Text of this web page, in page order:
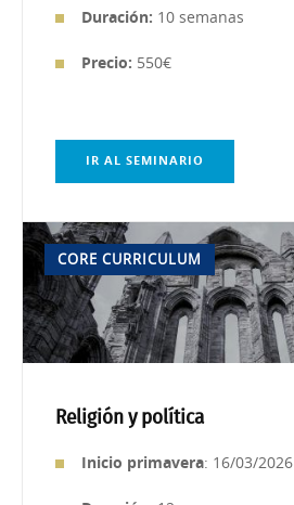
Duración: 10 semanas
Precio: 550€
IR AL SEMINARIO
CORE CURRICULUM
Religión y política
Inicio primavera: 16/03/2026